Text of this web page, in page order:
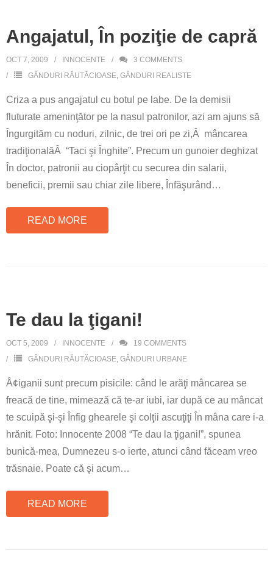
Angajatul, În poziţie de capră
OCT 7, 2009 INNOCENTE 3 COMMENTS
GÂNDURI RĂUTĂCIOASE, GÂNDURI REALISTE
Criza a pus angajatul cu botul pe labe. De la demisii
fluturate ameninţător pe la nasul patronilor, azi am ajuns să
Îngurgităm cu noduri, zilnic, de trei ori pe zi,Â mâncarea
tradiţionalăÂ “Taci şi Înghite”. Precum un gunoier deghizat
În doctor, patronii au ciopârţit cu securea din salarii,
beneficii, premii sau chiar zile libere, Înfăşurând …
READ MORE
Te dau la ţigani!
OCT 5, 2009 INNOCENTE 19 COMMENTS
GÂNDURI RĂUTĂCIOASE, GÂNDURI URBANE
Å¢iganii sunt precum pisicile: când le arăţi mâncarea se
freacă de tine, mimează că te-ar iubi, iar după ce au mâncat
te scuipă şi-şi Înfig ghearele şi colţii ascuţiţi În mâna care i-a
hrănit. Foto: Innocente 2008 “Te dau la ţigani!”, spunea
bunică-mea, Dumnezeu s-o ierte, atunci când făceam vreo
trăsnaie. Poate că şi acum…
READ MORE